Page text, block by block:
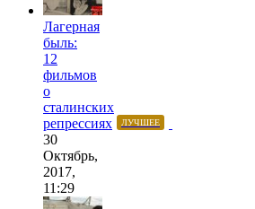
Лагерная
быль:
12
фильмов
о
сталинских
репрессиях
ЛУЧШЕЕ
30
Октябрь,
2017,
11:29